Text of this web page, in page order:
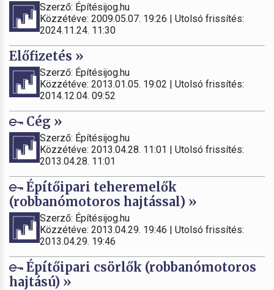
Szerző: Építésijog.hu
Közzétéve: 2009.05.07. 19:26 | Utolsó frissítés:
2024.11.24. 11:30
Előfizetés »
Szerző: Építésijog.hu
Közzétéve: 2013.01.05. 19:02 | Utolsó frissítés:
2014.12.04. 09:52
Cég »
Szerző: Építésijog.hu
Közzétéve: 2013.04.28. 11:01 | Utolsó frissítés:
2013.04.28. 11:01
Építőipari teheremelők
(robbanómotoros hajtással) »
Szerző: Építésijog.hu
Közzétéve: 2013.04.29. 19:46 | Utolsó frissítés:
2013.04.29. 19:46
Építőipari csörlők (robbanómotoros
hajtású) »